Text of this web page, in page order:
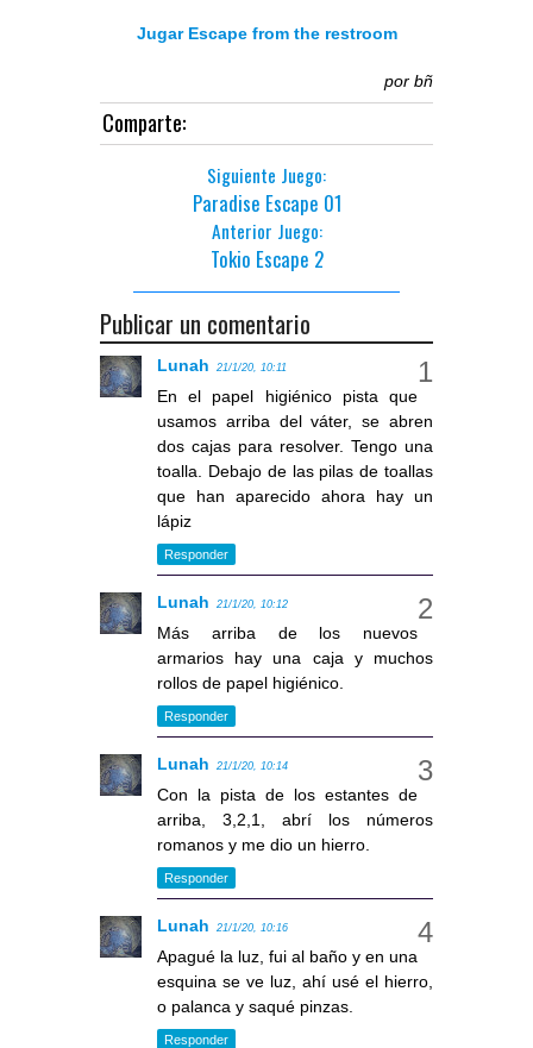
Jugar Escape from the restroom
por bñ
Comparte:
Siguiente Juego:
Paradise Escape 01
Anterior Juego:
Tokio Escape 2
Publicar un comentario
Lunah 21/1/20, 10:11
En el papel higiénico pista que
usamos arriba del váter, se abren
dos cajas para resolver. Tengo una
toalla. Debajo de las pilas de toallas
que han aparecido ahora hay un
lápiz
Responder
Lunah 21/1/20, 10:12
Más arriba de los nuevos
armarios hay una caja y muchos
rollos de papel higiénico.
Responder
Lunah 21/1/20, 10:14
Con la pista de los estantes de
arriba, 3,2,1, abrí los números
romanos y me dio un hierro.
Responder
Lunah 21/1/20, 10:16
Apagué la luz, fui al baño y en una
esquina se ve luz, ahí usé el hierro,
o palanca y saqué pinzas.
Responder